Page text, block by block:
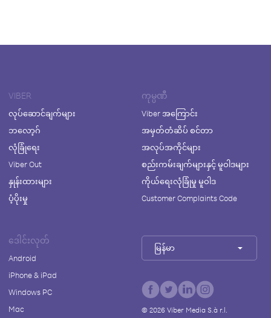
VIBER
လုပ်ဆောင်ချက်များ
ဘလော့ဂ်
လုံခြုံရေး
Viber Out
နှုန်းထားများ
ပံ့ပိုးမှု
ကုမ္ပဏီ
Viber အကြောင်း
အမှတ်တံဆိပ် စင်တာ
အလုပ်အကိုင်များ
စည်းကမ်းချက်များနှင့် မူဝါဒများ
ကိုယ်ရေးလုံခြုံမှု မူဝါဒ
Customer Complaints Code
ဒေါင်းလုတ်
Android
iPhone & iPad
Windows PC
Mac
မြန်မာ
© 2026Viber Media S.à r.l.